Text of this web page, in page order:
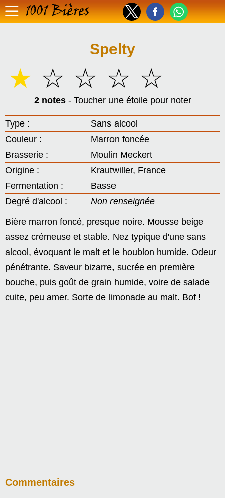
1001 Bières
Spelty
☆
☆
☆
☆
☆
2 notes- Toucher une étoile pour noter
Type :
Sans alcool
Couleur :
Marron foncée
Brasserie :
Moulin Meckert
Origine :
Krautwiller, France
Fermentation :
Basse
Degré d'alcool :
Non renseignée
Bière marron foncé, presque noire. Mousse beige
assez crémeuse et stable. Nez typique d'une sans
alcool, évoquant le malt et le houblon humide. Odeur
pénétrante. Saveur bizarre, sucrée en première
bouche, puis goût de grain humide, voire de salade
cuite, peu amer. Sorte de limonade au malt. Bof !
Commentaires